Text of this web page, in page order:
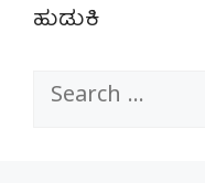
ಹುಡುಕಿ
Search